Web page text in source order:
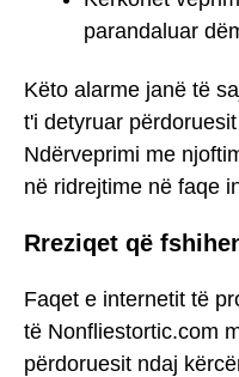
parandaluar
Këto alarme janë të
t'i detyruar
Ndërveprimi me
në ridrejtime në faqe
Rreziqet që
Faqet e internetit të
të Nonfliestortic.com
përdoruesit ndaj